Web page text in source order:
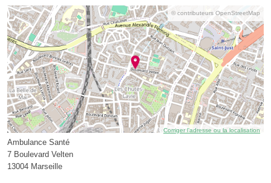
© contributeurs OpenStreetMap
Corriger l’adresse ou la localisation
Ambulance Santé
7 Boulevard Velten
13004 Marseille